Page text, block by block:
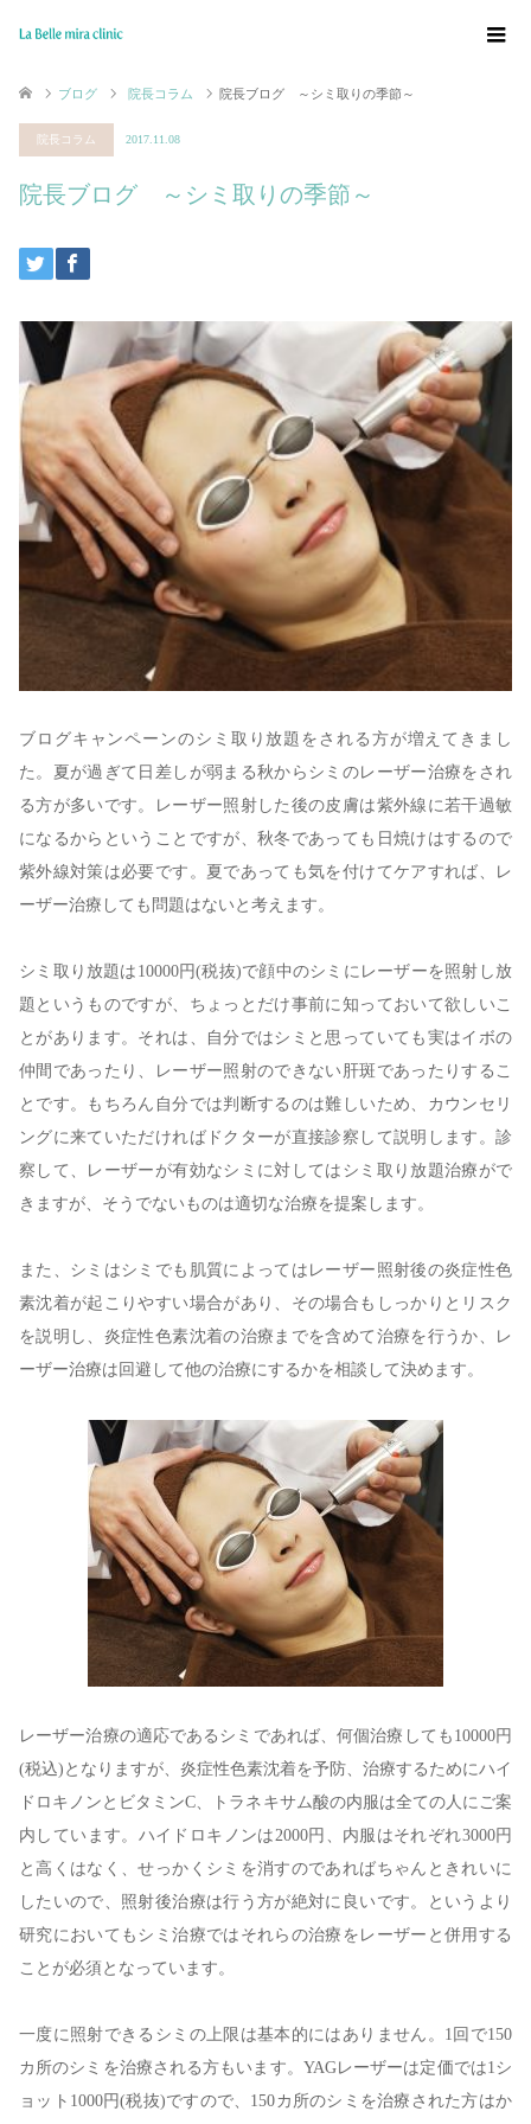
ブログ 院長コラム 院長ブログ ～シミ取りの季節～
院長コラム 2017.11.08
院長ブログ ～シミ取りの季節～
ブログキャンペーンのシミ取り放題をされる方が増えてきまし
た。夏が過ぎて日差しが弱まる秋からシミのレーザー治療をされ
る方が多いです。レーザー照射した後の皮膚は紫外線に若干過敏
になるからということですが、秋冬であっても日焼けはするので
紫外線対策は必要です。夏であっても気を付けてケアすれば、レ
ーザー治療しても問題はないと考えます。
シミ取り放題は10000円(税抜)で顔中のシミにレーザーを照射し放
題というものですが、ちょっとだけ事前に知っておいて欲しいこ
とがあります。それは、自分ではシミと思っていても実はイボの
仲間であったり、レーザー照射のできない肝斑であったりするこ
とです。もちろん自分では判断するのは難しいため、カウンセリ
ングに来ていただければドクターが直接診察して説明します。診
察して、レーザーが有効なシミに対してはシミ取り放題治療がで
きますが、そうでないものは適切な治療を提案します。
また、シミはシミでも肌質によってはレーザー照射後の炎症性色
素沈着が起こりやすい場合があり、その場合もしっかりとリスク
を説明し、炎症性色素沈着の治療までを含めて治療を行うか、レ
ーザー治療は回避して他の治療にするかを相談して決めます。
レーザー治療の適応であるシミであれば、何個治療しても10000円
(税込)となりますが、炎症性色素沈着を予防、治療するためにハイ
ドロキノンとビタミンC、トラネキサム酸の内服は全ての人にご案
内しています。ハイドロキノンは2000円、内服はそれぞれ3000円
と高くはなく、せっかくシミを消すのであればちゃんときれいに
したいので、照射後治療は行う方が絶対に良いです。というより
研究においてもシミ治療ではそれらの治療をレーザーと併用する
ことが必須となっています。
一度に照射できるシミの上限は基本的にはありません。1回で150
カ所のシミを治療される方もいます。YAGレーザーは定価では1シ
ョット1000円(税抜)ですので、150カ所のシミを治療された方はか